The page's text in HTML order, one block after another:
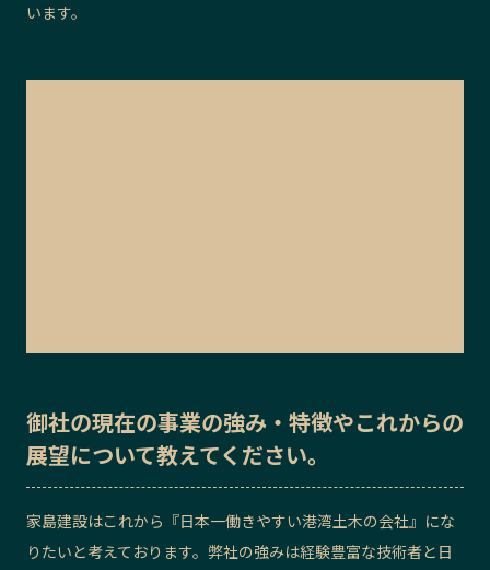
います。
御社の現在の事業の強み・特徴やこれからの
展望について教えてください。
家島建設はこれから『日本一働きやすい港湾土木の会社』にな
りたいと考えております。弊社の強みは経験豊富な技術者と日